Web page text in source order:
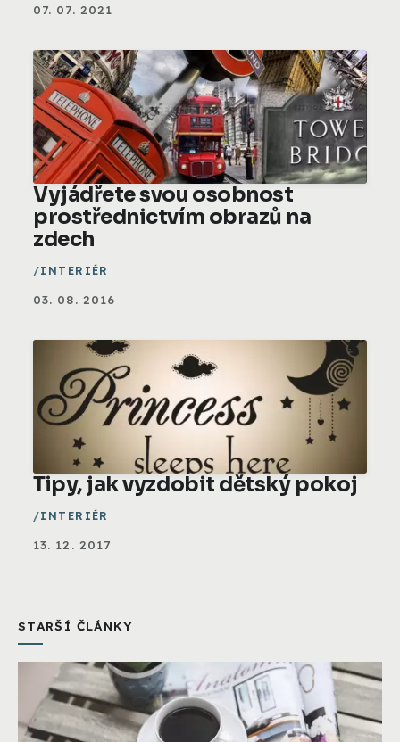
07. 07. 2021
Vyjádřete svou osobnost
prostřednictvím obrazů na
zdech
INTERIÉR
03. 08. 2016
Tipy, jak vyzdobit dětský pokoj
INTERIÉR
13. 12. 2017
STARŠÍ ČLÁNKY